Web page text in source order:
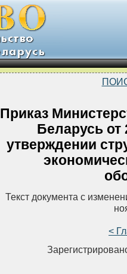
Приказ
Беларусь
утверждении
Текст документа с
<